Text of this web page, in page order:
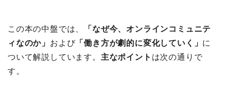
この本の中盤では、
「なぜ今、オンラインコミュニテ
ィなのか」 および「働き方が劇的に変化していく」 に
ついて解説しています。 主なポイント は次の通りで
す。